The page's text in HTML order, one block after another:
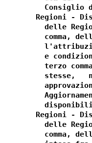
Consiglio
Regioni -
delle
comma,
e
terzo
stesse,
Regioni -
delle
comma,